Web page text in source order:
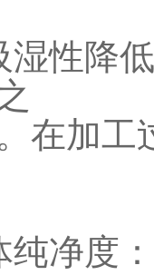
湿性降
在加
纯净度